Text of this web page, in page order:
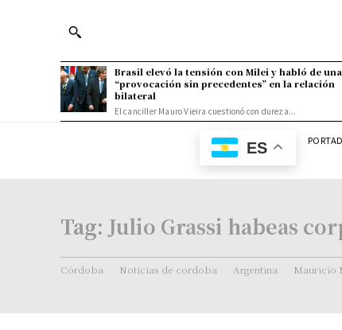
Brasil elevó la tensión con Milei y habló de una
“provocación sin precedentes” en la relación
bilateral
El canciller Mauro Vieira cuestionó con dureza...
ES
Tag: Julio Grassi habeas
Córdoba Noticias de cordoba Argentina Mauricio